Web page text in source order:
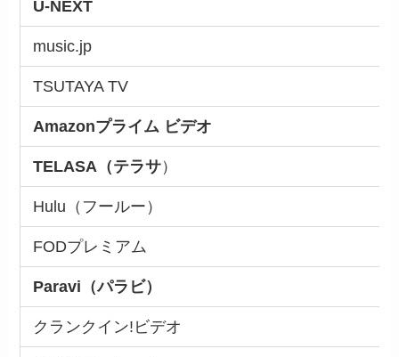
U-NEXT
music.jp
TSUTAYA TV
Amazonプライム ビデオ
TELASA（テラサ）
Hulu（フールー）
FODプレミアム
Paravi（パラビ）
クランクイン!ビデオ